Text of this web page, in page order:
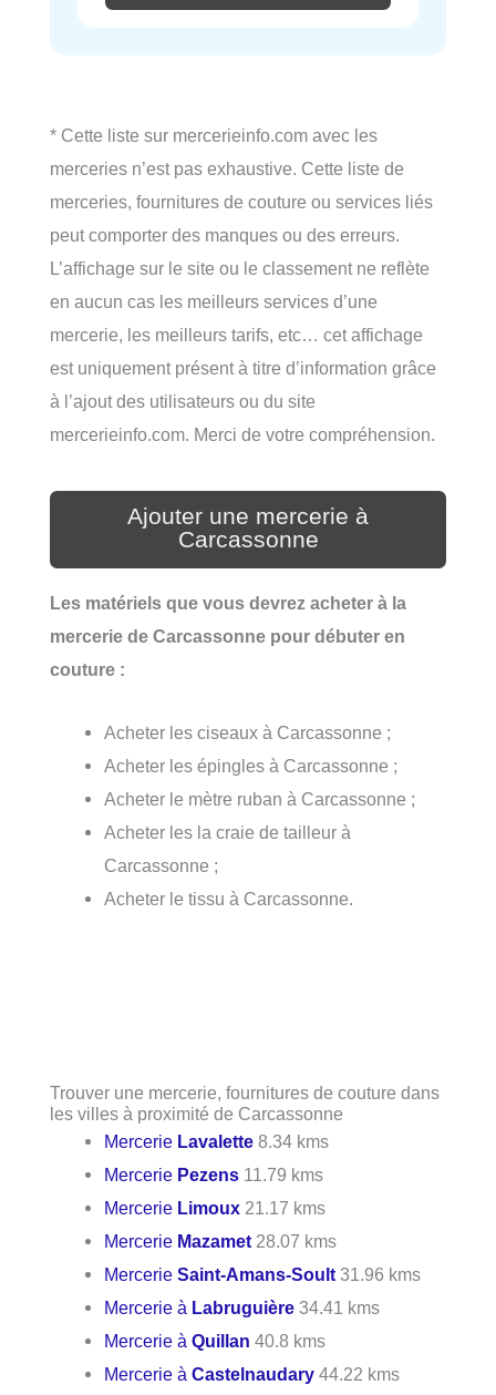
* Cette liste sur mercerieinfo.com avec les
merceries n’est pas exhaustive. Cette liste de
merceries, fournitures de couture ou services liés
peut comporter des manques ou des erreurs.
L’affichage sur le site ou le classement ne reflète
en aucun cas les meilleurs services d’une
mercerie, les meilleurs tarifs, etc… cet affichage
est uniquement présent à titre d’information grâce
à l’ajout des utilisateurs ou du site
mercerieinfo.com. Merci de votre compréhension.
Ajouter une mercerie à
Carcassonne
Les matériels que vous devrez acheter à la
mercerie de Carcassonne pour débuter en
couture :
Acheter les ciseaux à Carcassonne ;
Acheter les épingles à Carcassonne ;
Acheter le mètre ruban à Carcassonne ;
Acheter les la craie de tailleur à
Carcassonne ;
Acheter le tissu à Carcassonne.
Trouver une mercerie, fournitures de couture dans
les villes à proximité de Carcassonne
Mercerie Lavalette 8.34 kms
Mercerie Pezens 11.79 kms
Mercerie Limoux 21.17 kms
Mercerie Mazamet 28.07 kms
MercerieSaint-Amans-Soult 31.96 kms
Mercerie à Labruguière 34.41 kms
Mercerie àQuillan 40.8 kms
Mercerie àCastelnaudary 44.22 kms